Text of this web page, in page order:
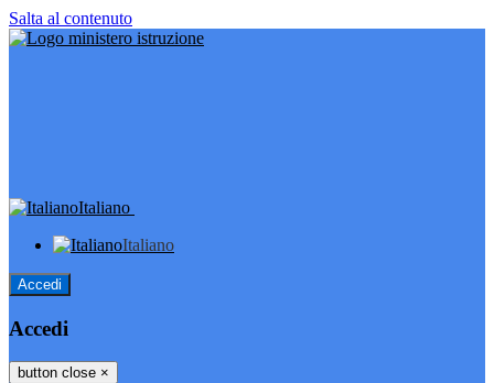
Salta al contenuto
Italiano
Italiano
Accedi
Accedi
button close ×